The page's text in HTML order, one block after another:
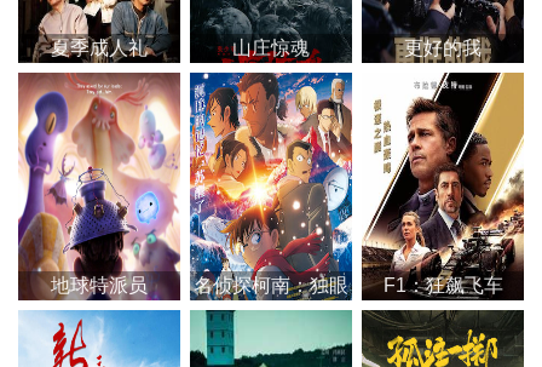
夏季成人礼 山庄惊魂 更好的我
地球特派员
名侦探柯南：独眼
的残像
F1：狂飙飞车